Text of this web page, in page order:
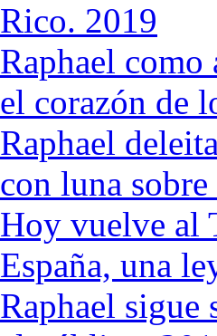
Rico. 2019
Raphael
el corazón de
Raphael
con luna
Hoy vuelve al
España, una
Raphael sigue